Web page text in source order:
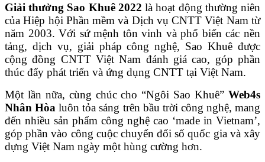
Giải thưởng Sao Khuê 2022 là hoạt động thường niên
của Hiệp hội Phần mềm và Dịch vụ CNTT Việt Nam từ
năm 2003. Với sứ mệnh tôn vinh và phổ biến các nền
tảng, dịch vụ, giải pháp công nghệ, Sao Khuê được
cộng đồng CNTT Việt Nam đánh giá cao, góp phần
thúc đẩy phát triển và ứng dụng CNTT tại Việt Nam.
Một lần nữa, cùng chúc cho “Ngôi Sao Khuê” Web4s
Nhân Hòa luôn tỏa sáng trên bầu trời công nghệ, mang
đến nhiều sản phẩm công nghệ cao ‘made in Vietnam’,
góp phần vào công cuộc chuyển đổi số quốc gia và xây
dựng Việt Nam ngày một hùng cường hơn.